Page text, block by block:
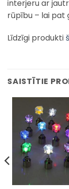
interjeru ar
rūpību – lai pat
Līdzīgi produkti
SAISTĪTIE